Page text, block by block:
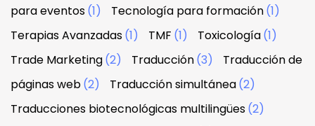
para eventos(1) Tecnología para formación(1)
Terapias Avanzadas(1) TMF (1) Toxicología(1)
Trade Marketing(2) Traducción(3)
Traducción de
páginas web(2) Traducción simultánea(2)
Traducciones biotecnológicas multilingües(2)